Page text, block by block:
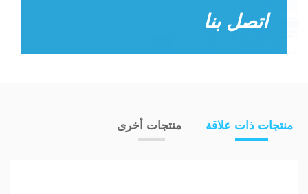
اتصل بنا
منتجات ذات علاقة منتجات أخرى